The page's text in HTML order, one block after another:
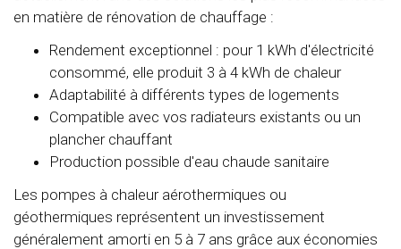
en matière de rénovation de chauffage :
Rendement exceptionnel : pour 1 kWh d'électricité
consommé, elle produit 3 à 4 kWh de chaleur
Adaptabilité à différents types de logements
Compatible avec vos radiateurs existants ou un
plancher chauffant
Production possible d'eau chaude sanitaire
Les pompes à chaleur aérothermiques ou
géothermiques représentent un investissement
généralement amorti en 5 à 7 ans grâce aux économies